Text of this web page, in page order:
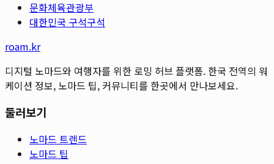
문화체육관광부
대한민국 구석구석
roam.kr
디지털 노마드와 여행자를 위한 로밍 허브 플랫폼. 한국 전역의 워
케이션 정보, 노마드 팁, 커뮤니티를 한곳에서 만나보세요.
둘러보기
노마드 트렌드
노마드 팁